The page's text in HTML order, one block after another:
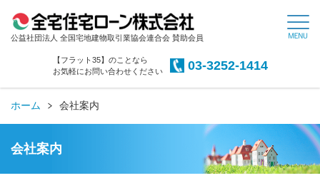
公益社団法人 全国宅地建物取引業協会連合会 賛助会員
【フラット35】のことなら
お気軽にお問い合わせください
03-3252-1414
ホーム 会社案内
会社案内